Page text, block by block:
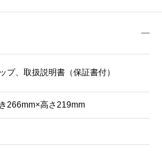
プ、取扱説明書（保証書付）
266mm×高さ219mm